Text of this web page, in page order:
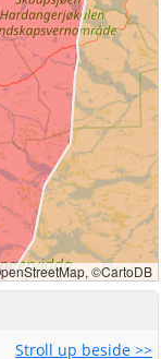
Stroll up beside >>